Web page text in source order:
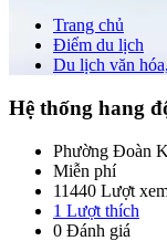
Trang chủ
Điểm du lịch
Du lịch văn
Hệ thống hang
Phường Đoàn
Miễn phí
11440 Lượt
1 Lượt thích
0 Đánh giá